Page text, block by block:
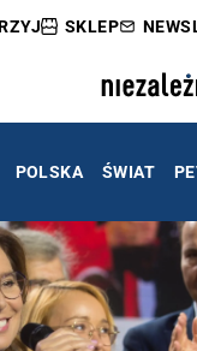
SKLEP
POLSKA ŚWIAT